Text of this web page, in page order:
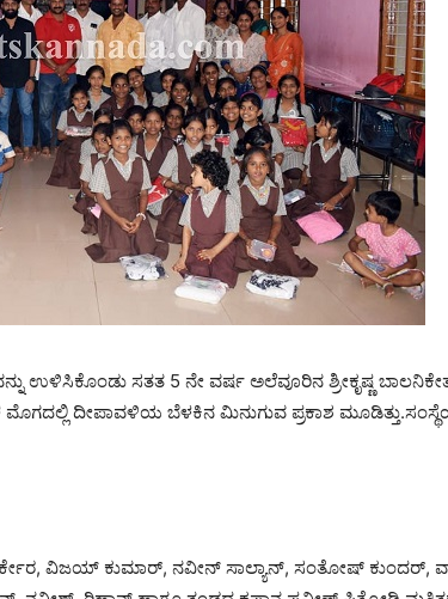
ಉಳಿಸಿಕೊಂಡು ಸತತ 5 ನೇ ವರ್ಷ ಅಲೆವೂರಿನ‌ ಶ್ರೀಕೃಷ್ಣ
ದೀಪಾವಳಿಯ ಬೆಳಕಿನ ಮಿನುಗುವ ಪ್ರಕಾಶ
ವಿಜಯ್ ಕುಮಾರ್, ನವೀನ್ ಸಾಲ್ಯಾನ್, ಸಂತೋಷ್ ಕುಂದರ್,